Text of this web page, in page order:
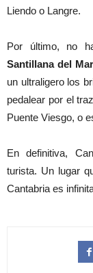
Liendo o Langre.
Por último, no
Santillana del Mar
un ultraligero los
pedalear por el
Puente Viesgo, o
En definitiva,
turista. Un lugar
Cantabria es